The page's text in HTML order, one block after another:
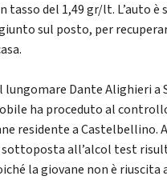
tasso del 1,49 gr/lt. L’auto è
sul posto, per
lungomare Dante Alighieri a
ha proceduto al
residente a Castelbellino.
all’alcol test
la giovane non è riuscita